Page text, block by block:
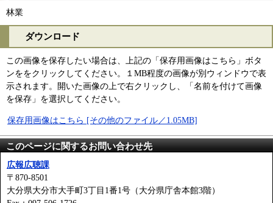
林業
ダウンロード
この画像を保存したい場合は、上記の「保存用画像はこちら」ボタ
ンををクリックしてください。１MB程度の画像が別ウィンドウで表
示されます。開いた画像の上で右クリックし、「名前を付けて画像
を保存」を選択してください。
保存用画像はこちら [その他のファイル／1.05MB]
このページに関するお問い合わせ先
広報広聴課
〒870-8501
大分県大分市大手町3丁目1番1号（大分県庁舎本館3階）